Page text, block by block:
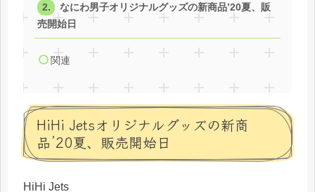
なにわ男子オリジナルグッズの新商品’20夏、販
売開始日
関連
HiHi Jetsオリジナルグッズの新商
品’20夏、販売開始日
HiHi Jets